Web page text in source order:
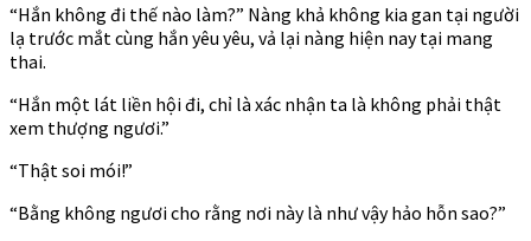
“Hắn không đi thế nào làm?” Nàng khả không kia gan tại người
lạ trước mắt cùng hắn yêu yêu, vả lại nàng hiện nay tại mang
thai.
“Hắn một lát liền hội đi, chỉ là xác nhận ta là không phải thật
xem thượng ngươi.”
“Thật soi mói!”
“Bằng không ngươi cho rằng nơi này là như vậy hảo hỗn sao?”